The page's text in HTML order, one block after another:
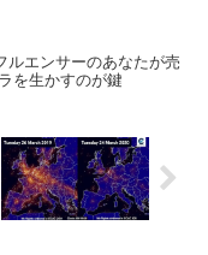
ルエンサーのあなたが売
を生かすのが鍵